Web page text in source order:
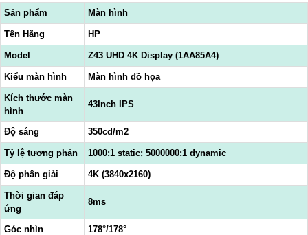
Sản phẩm Màn hình
Tên Hãng HP
Model Z43 UHD 4K Display (1AA85A4)
Kiểu màn hình Màn hình đồ họa
Kích thước màn
hình
43Inch IPS
Độ sáng 350cd/m2
Tỷ lệ tương phản 1000:1 static; 5000000:1 dynamic
Độ phân giải 4K (3840x2160)
Thời gian đáp
ứng
8ms
Góc nhìn 178°/178°